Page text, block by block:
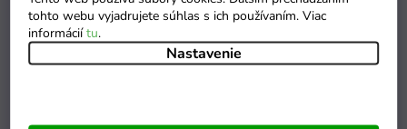
tohto webu vyjadrujete súhlas s ich používaním. Viac
informáciítu.
Nastavenie